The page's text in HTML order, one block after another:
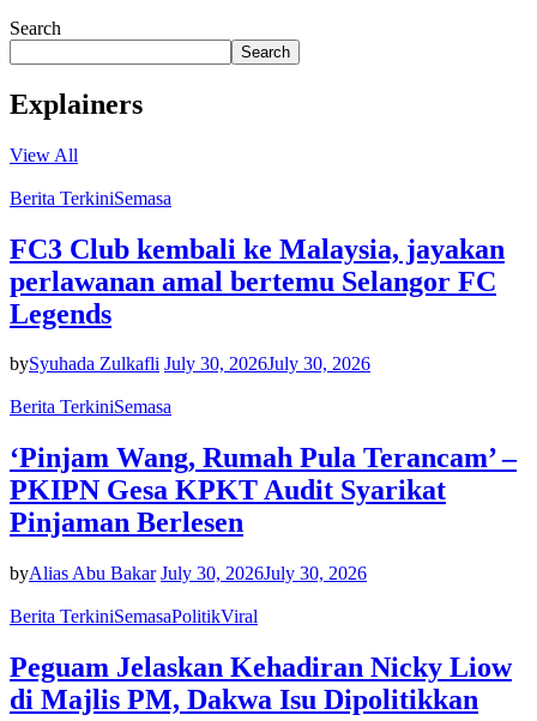
Search
Search
Explainers
View All
Berita TerkiniSemasa
FC3 Club kembali ke Malaysia, jayakan
perlawanan amal bertemu Selangor FC
Legends
bySyuhada Zulkafli July 30, 2026July 30, 2026
Berita TerkiniSemasa
‘Pinjam Wang, Rumah Pula Terancam’ –
PKIPN Gesa KPKT Audit Syarikat
Pinjaman Berlesen
byAlias Abu Bakar July 30, 2026July 30, 2026
Berita TerkiniSemasaPolitikViral
Peguam Jelaskan Kehadiran Nicky Liow
di Majlis PM, Dakwa Isu Dipolitikkan